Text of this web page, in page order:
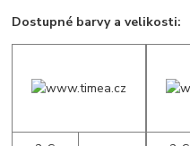
Dostupné barvy a velikosti: